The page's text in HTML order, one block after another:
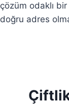
çözüm odaklı
doğru adres